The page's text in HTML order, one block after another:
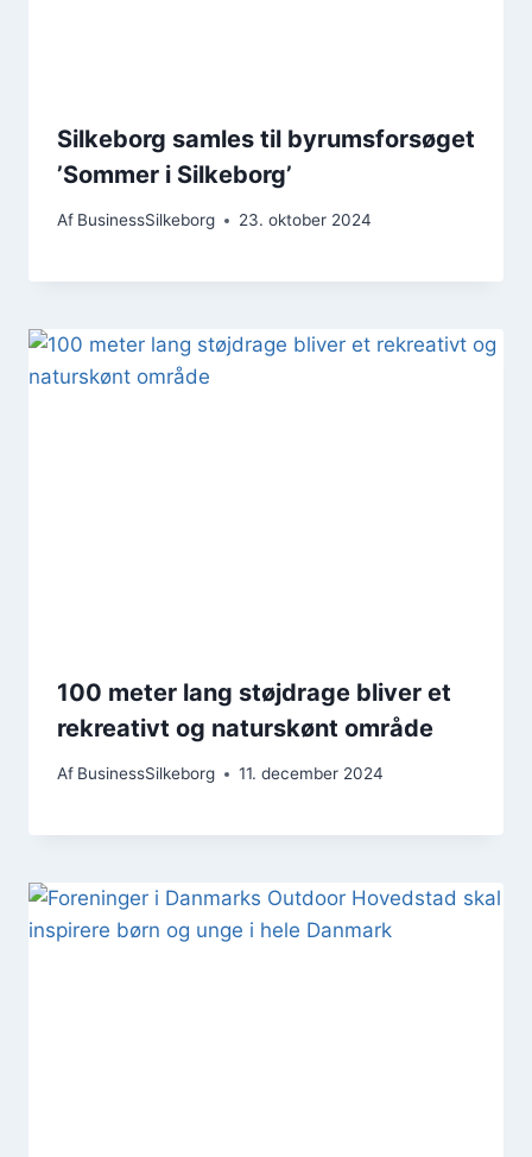
Silkeborg samles til byrumsforsøget
’Sommer i Silkeborg’
Af BusinessSilkeborg 23. oktober 2024
100 meter lang støjdrage bliver et
rekreativt og naturskønt område
Af BusinessSilkeborg 11. december 2024